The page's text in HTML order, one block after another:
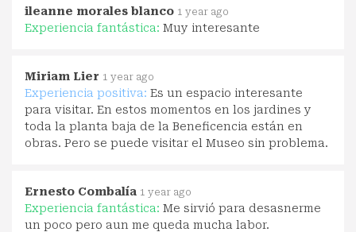
ileanne morales blanco 1 year ago
Experiencia fantástica: Muy interesante
Miriam Lier 1 year ago
Experiencia positiva: Es un espacio interesante
para visitar. En estos momentos en los jardines y
toda la planta baja de la Beneficencia están en
obras. Pero se puede visitar el Museo sin problema.
Ernesto Combalía 1 year ago
Experiencia fantástica: Me sirvió para desasnerme
un poco pero aun me queda mucha labor.